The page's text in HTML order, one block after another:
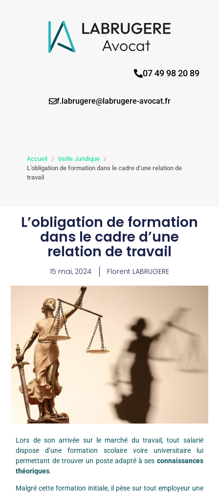
07 49 98 20 89
f.labrugere@labrugere-avocat.fr
Accueil / Veille Juridique /
L’obligation de formation dans le cadre d’une relation de
travail
L’obligation de formation
dans le cadre d’une
relation de travail
15 mai, 2024 Florent LABRUGERE
Lors de son arrivée sur le marché du travail, tout salarié
dispose d’une formation scolaire voire universitaire lui
permettant de trouver un poste adapté à ses connaissances
théoriques.
Malgré cette formation initiale, il pèse sur tout employeur une